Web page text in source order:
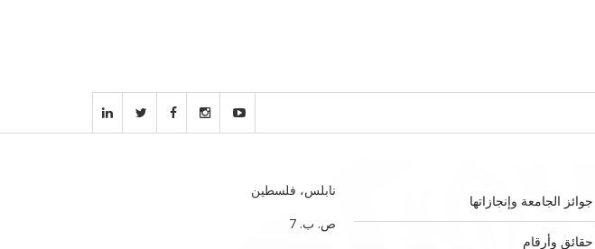
جوائز الجامعة وإنجازاتها
حقائق وأرقام
نابلس، فلسطين
ص. ب. 7‏